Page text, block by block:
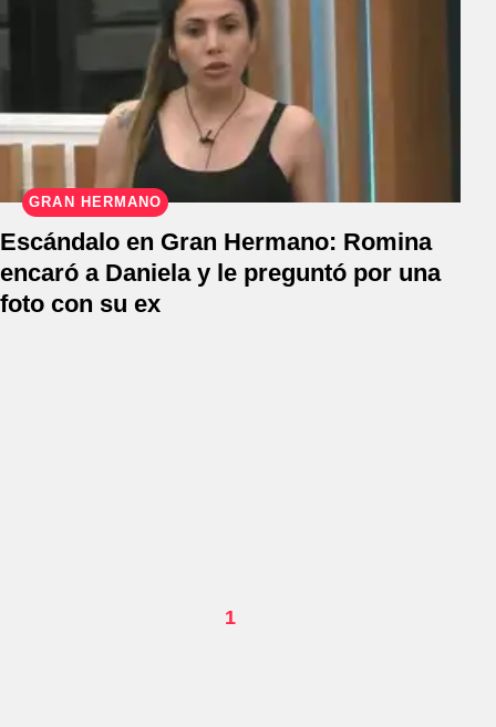
GRAN HERMANO
Escándalo en Gran Hermano: Romina
encaró a Daniela y le preguntó por una
foto con su ex
1